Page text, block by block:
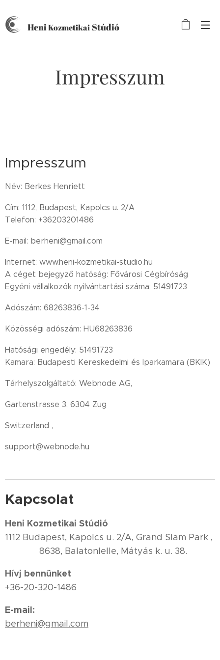
HeniKozmetikai Stúdió
Impresszum
Impresszum
Név: Berkes Henriett
Cím: 1112, Budapest, Kapolcs u. 2/A
Telefon: +36203201486
E-mail: berheni@gmail.com
Internet: www.heni-kozmetikai-studio.hu
A céget bejegyző hatóság: Fővárosi Cégbíróság
Egyéni vállalkozók nyilvántartási száma: 51491723
Adószám: 68263836-1-34
Közösségi adószám: HU68263836
Hatósági engedély: 51491723
Kamara: Budapesti Kereskedelmi és Iparkamara (BKIK)
Tárhelyszolgáltató: Webnode AG,
Gartenstrasse 3, 6304 Zug
Switzerland ,
support@webnode.hu
Kapcsolat
Heni Kozmetikai Stúdió
1112 Budapest, Kapolcs u. 2/A, Grand Slam Park ,
8638, Balatonlelle, Mátyás k. u. 38.
Hívj bennünket
+36-20-320-1486
E-mail:
berheni@gmail.com